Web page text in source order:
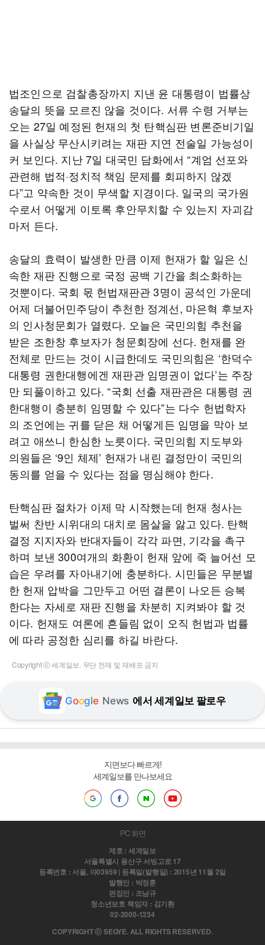
법조인으로 검찰총장까지 지낸 윤 대통령이 법률상
송달의 뜻을 모르진 않을 것이다. 서류 수령 거부는
오는 27일 예정된 헌재의 첫 탄핵심판 변론준비기일
을 사실상 무산시키려는 재판 지연 전술일 가능성이
커 보인다. 지난 7일 대국민 담화에서 “계엄 선포와
관련해 법적·정치적 책임 문제를 회피하지 않겠
다”고 약속한 것이 무색할 지경이다. 일국의 국가원
수로서 어떻게 이토록 후안무치할 수 있는지 자괴감
마저 든다.
송달의 효력이 발생한 만큼 이제 헌재가 할 일은 신
속한 재판 진행으로 국정 공백 기간을 최소화하는
것뿐이다. 국회 몫 헌법재판관 3명이 공석인 가운데
어제 더불어민주당이 추천한 정계선, 마은혁 후보자
의 인사청문회가 열렸다. 오늘은 국민의힘 추천을
받은 조한창 후보자가 청문회장에 선다. 헌재를 완
전체로 만드는 것이 시급한데도 국민의힘은 ‘한덕수
대통령 권한대행에겐 재판관 임명권이 없다’는 주장
만 되풀이하고 있다. “국회 선출 재판관은 대통령 권
한대행이 충분히 임명할 수 있다”는 다수 헌법학자
의 조언에는 귀를 닫은 채 어떻게든 임명을 막아 보
려고 애쓰니 한심한 노릇이다. 국민의힘 지도부와
의원들은 ‘9인 체제’ 헌재가 내린 결정만이 국민의
동의를 얻을 수 있다는 점을 명심해야 한다.
탄핵심판 절차가 이제 막 시작했는데 헌재 청사는
벌써 찬반 시위대의 대치로 몸살을 앓고 있다. 탄핵
결정 지지자와 반대자들이 각각 파면, 기각을 촉구
하며 보낸 300여개의 화환이 헌재 앞에 죽 늘어선 모
습은 우려를 자아내기에 충분하다. 시민들은 무분별
한 헌재 압박을 그만두고 어떤 결론이 나오든 승복
한다는 자세로 재판 진행을 차분히 지켜봐야 할 것
이다. 헌재도 여론에 흔들림 없이 오직 헌법과 법률
에 따라 공정한 심리를 하길 바란다.
Copyright ⓒ 세계일보. 무단 전재 및 재배포 금지
Google News 에서 세계일보 팔로우
지면보다 빠르게!
세계일보를 만나보세요
PC 화면
제호 : 세계일보
서울특별시 용산구 서빙고로 17
등록번호 : 서울, 아03959 | 등록일(발행일) : 2015년 11월 2일
발행인 : 박정훈
편집인 : 조남규
청소년보호 책임자 : 김기환
02-2000-1234
COPYRIGHT ⓒ SEGYE. ALL RIGHTS RESERVED.